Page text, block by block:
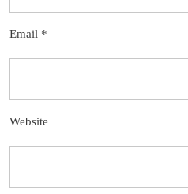
Email *
Website